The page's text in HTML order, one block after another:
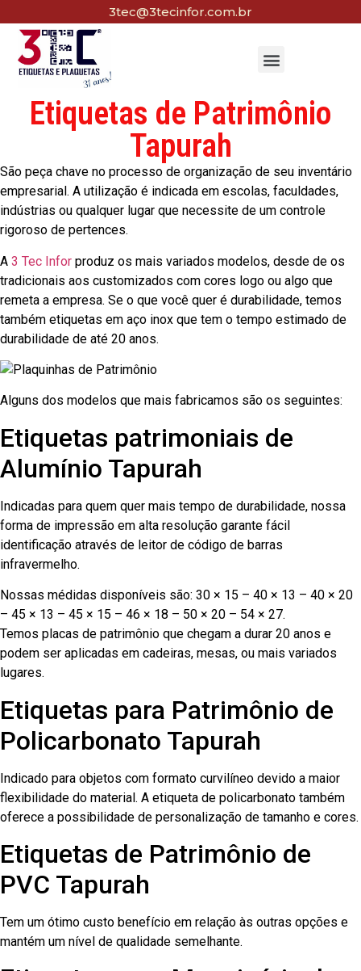
3tec@3tecinfor.com.br
Etiquetas de Patrimônio
Tapurah
São peça chave no processo de organização de seu inventário
empresarial. A utilização é indicada em escolas, faculdades,
indústrias ou qualquer lugar que necessite de um controle
rigoroso de pertences.
A 3 Tec Infor produz os mais variados modelos, desde de os
tradicionais aos customizados com cores logo ou algo que
remeta a empresa. Se o que você quer é durabilidade, temos
também etiquetas em aço inox que tem o tempo estimado de
durabilidade de até 20 anos.
Alguns dos modelos que mais fabricamos são os seguintes:
Etiquetas patrimoniais de
Alumínio Tapurah
Indicadas para quem quer mais tempo de durabilidade, nossa
forma de impressão em alta resolução garante fácil
identificação através de leitor de código de barras
infravermelho.
Nossas médidas disponíveis são: 30 × 15 – 40 × 13 – 40 × 20
– 45 × 13 – 45 × 15 – 46 × 18 – 50 × 20 – 54 × 27.
Temos placas de patrimônio que chegam a durar 20 anos e
podem ser aplicadas em cadeiras, mesas, ou mais variados
lugares.
Etiquetas para Patrimônio de
Policarbonato Tapurah
Indicado para objetos com formato curvilíneo devido a maior
flexibilidade do material. A etiqueta de policarbonato também
oferece a possibilidade de personalização de tamanho e cores.
Etiquetas de Patrimônio de
PVC Tapurah
Tem um ótimo custo benefício em relação às outras opções e
mantém um nível de qualidade semelhante.